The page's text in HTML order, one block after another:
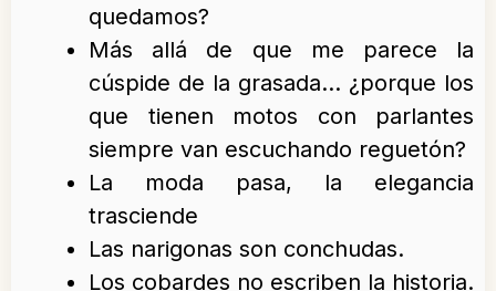
quedamos?
Más allá de que me parece la
cúspide de la grasada… ¿porque los
que tienen motos con parlantes
siempre van escuchando reguetón?
La moda pasa, la elegancia
trasciende
Las narigonas son conchudas.
Los cobardes no escriben la historia.